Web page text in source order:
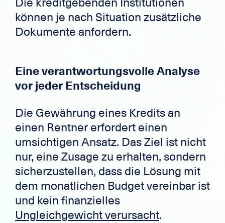
können je nach Situation zusätzliche
Dokumente anfordern.
Eine verantwortungsvolle Analyse
vor jeder Entscheidung
Die Gewährung eines Kredits an
einen Rentner erfordert einen
umsichtigen Ansatz. Das Ziel ist nicht
nur, eine Zusage zu erhalten, sondern
sicherzustellen, dass die Lösung mit
dem monatlichen Budget vereinbar ist
und kein finanzielles
Ungleichgewicht verursacht.